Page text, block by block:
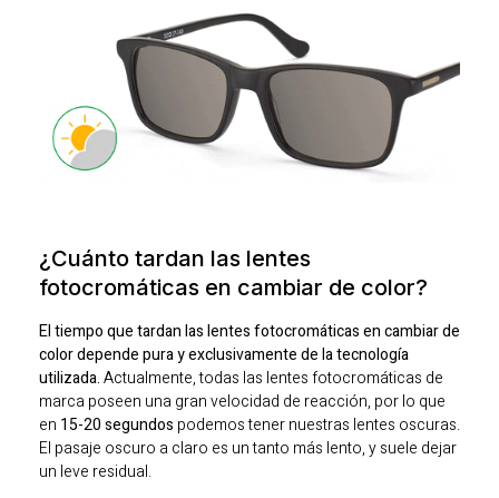
¿Cuánto tardan las lentes
fotocromáticas en cambiar de color?
El tiempo que tardan las lentes fotocromáticas en cambiar de
color depende pura y exclusivamente de la tecnología
utilizada.Actualmente, todas las lentes fotocromáticas de
marca poseen una gran velocidad de reacción, por lo que
en 15-20 segundos podemos tener nuestras lentes oscuras.
El pasaje oscuro a claro es un tanto más lento, y suele dejar
un leve residual.